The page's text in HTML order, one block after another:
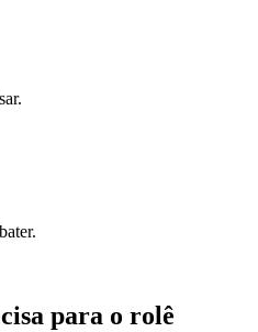
para o rolê